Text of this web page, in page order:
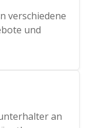
verschiedene
und
an